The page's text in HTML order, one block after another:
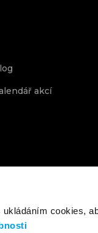
cookies,
akcí